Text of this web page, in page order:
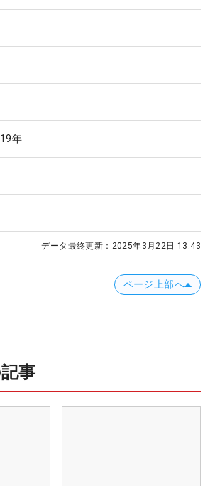
年
データ最終更新： 2025年3月22日 13:43
ページ上部へ
事